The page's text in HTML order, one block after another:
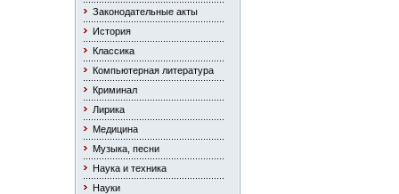
Законодательные акты
История
Классика
Компьютерная литература
Криминал
Лирика
Медицина
Музыка, песни
Наука и техника
Науки